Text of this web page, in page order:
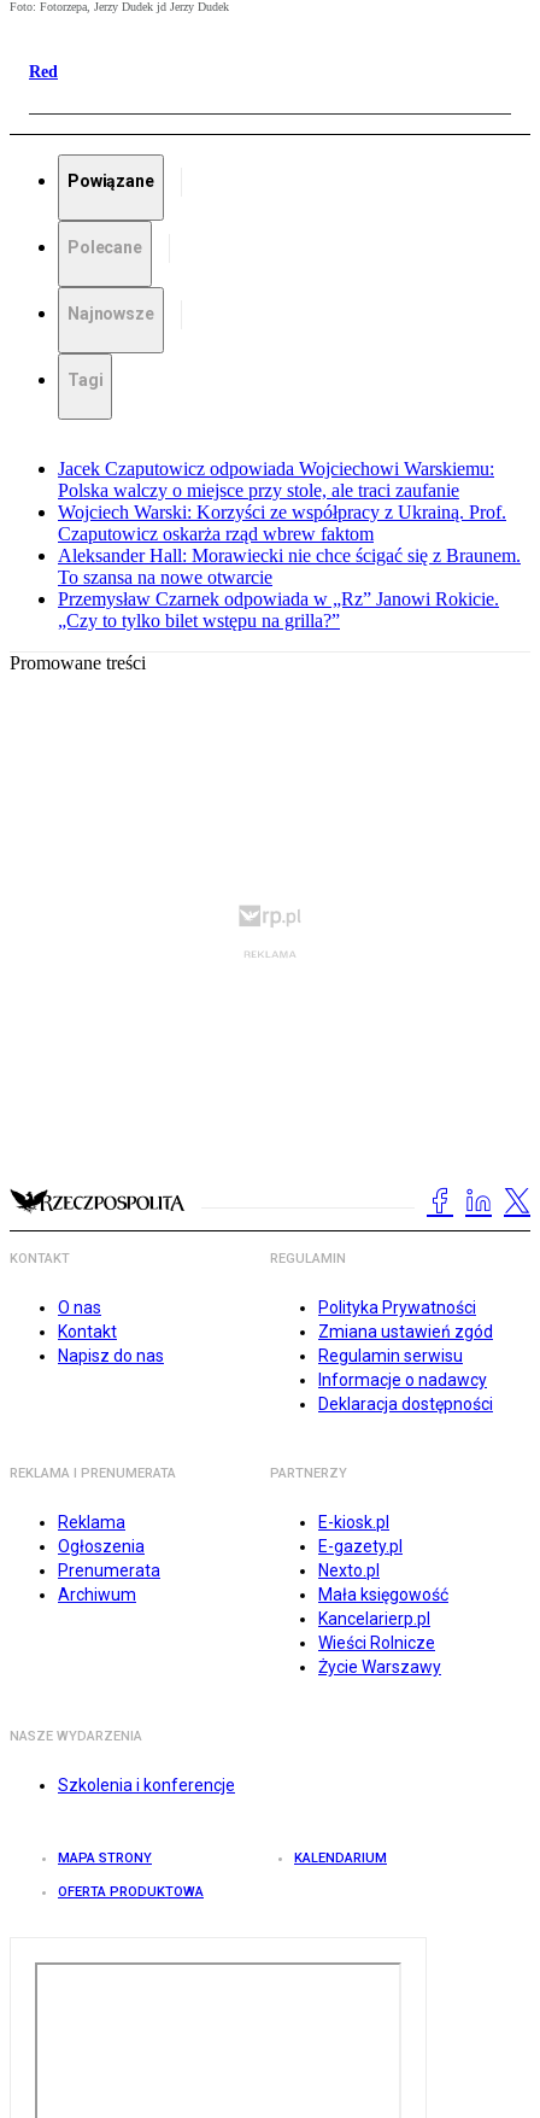
Foto: Fotorzepa, Jerzy Dudek jd Jerzy Dudek
Red
Powiązane
Polecane
Najnowsze
Tagi
Jacek Czaputowicz odpowiada Wojciechowi Warskiemu:
Polska walczy o miejsce przy stole, ale traci zaufanie
Wojciech Warski: Korzyści ze współpracy z Ukrainą. Prof.
Czaputowicz oskarża rząd wbrew faktom
Aleksander Hall: Morawiecki nie chce ścigać się z Braunem.
To szansa na nowe otwarcie
Przemysław Czarnek odpowiada w „Rz” Janowi Rokicie.
„Czy to tylko bilet wstępu na grilla?”
Promowane treści
KONTAKT
O nas
Kontakt
Napisz do nas
REGULAMIN
Polityka Prywatności
Zmiana ustawień zgód
Regulamin serwisu
Informacje o nadawcy
Deklaracja dostępności
REKLAMA I PRENUMERATA
Reklama
Ogłoszenia
Prenumerata
Archiwum
PARTNERZY
E-kiosk.pl
E-gazety.pl
Nexto.pl
Mała księgowość
Kancelarierp.pl
Wieści Rolnicze
Życie Warszawy
NASZE WYDARZENIA
Szkolenia i konferencje
MAPA STRONY KALENDARIUM
OFERTA PRODUKTOWA